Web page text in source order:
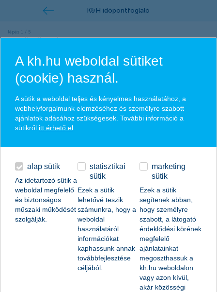
termék választása
KKV számlavezetés
KKV hitelek, lízingfinanszírozás
KKV megtakarítások, befektetések,
széfszolgáltatás
bankkártya-elfogadás és SZÉP Kártya
készpénzes tranzakciók
A kh.hu weboldal sütiket
(cookie) használ.
A sütik a weboldal teljes és kényelmes használatához, a
webhelyforgalmunk elemzéséhez és személyre szabott
ajánlatok adásához szükségesek. További információ a
sütikről itt érhető el
alap sütik
Az idetartozó sütik a
weboldal megfelelő
és biztonságos
műszaki működését
szolgálják.
statisztikai
sütik
Ezek a sütik
lehetővé teszik
számunkra, hogy a
weboldal
használatáról
információkat
kaphassunk annak
továbbfejlesztése
céljából.
marketing
sütik
Ezek a sütik
segítenek abban,
hogy személyre
szabott, a látogató
érdeklődési körének
megfelelő
ajánlatainkat
megoszthassuk a
kh.hu weboldalon
vagy azon kívül,
akár közösségi